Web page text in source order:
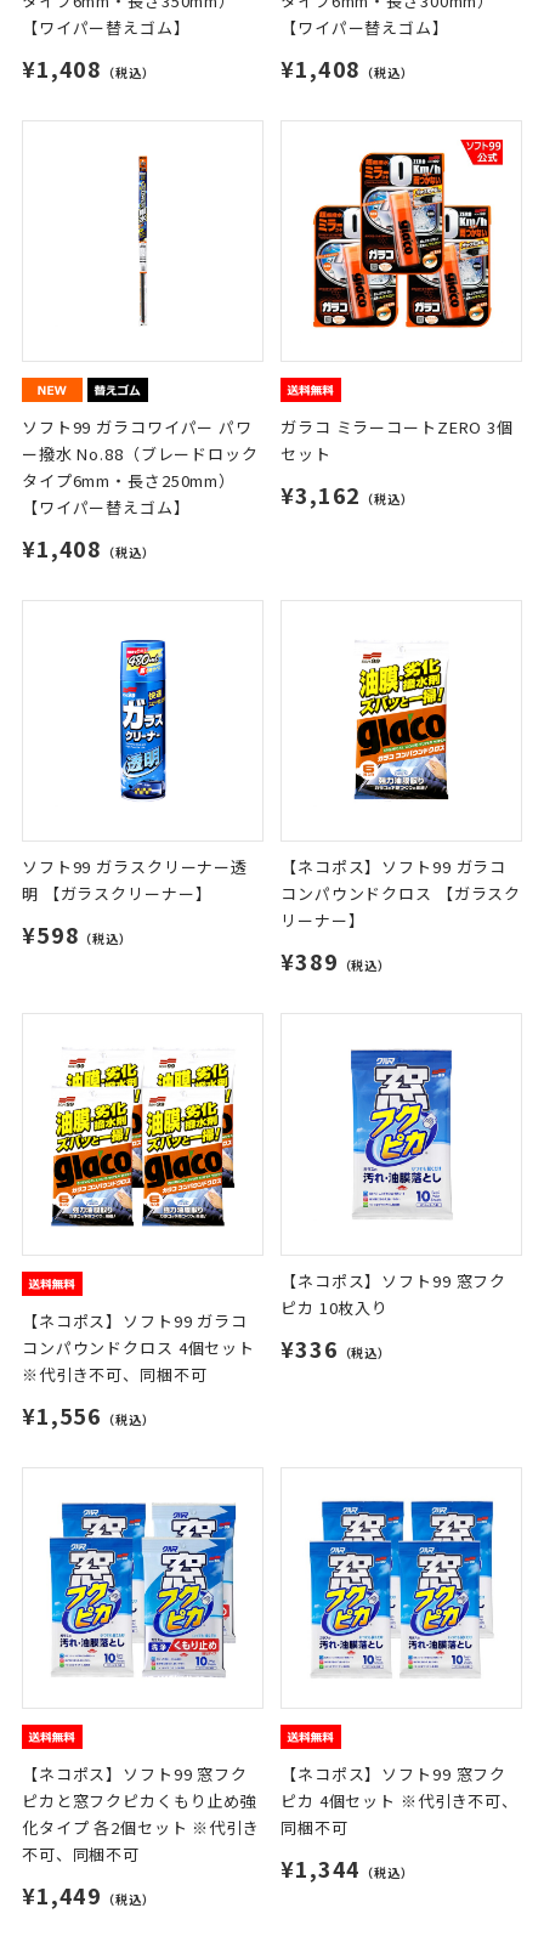
【ワイパー替えゴム】
¥1,408 （税込）
【ワイパー替えゴム】
¥1,408 （税込）
ソフト99 ガラコワイパー パワ
ー撥水 No.88（ブレードロック
タイプ6mm・長さ250mm）
【ワイパー替えゴム】
¥1,408 （税込）
ガラコ ミラーコートZERO 3個
セット
¥3,162 （税込）
ソフト99 ガラスクリーナー透
明 【ガラスクリーナー】
¥598 （税込）
【ネコポス】ソフト99 ガラコ
コンパウンドクロス 【ガラスク
リーナー】
¥389 （税込）
【ネコポス】ソフト99 ガラコ
コンパウンドクロス 4個セット
※代引き不可、同梱不可
¥1,556 （税込）
【ネコポス】ソフト99 窓フク
ピカ 10枚入り
¥336 （税込）
【ネコポス】ソフト99 窓フク
ピカと窓フクピカくもり止め強
化タイプ 各2個セット ※代引き
不可、同梱不可
¥1,449 （税込）
【ネコポス】ソフト99 窓フク
ピカ 4個セット ※代引き不可、
同梱不可
¥1,344 （税込）